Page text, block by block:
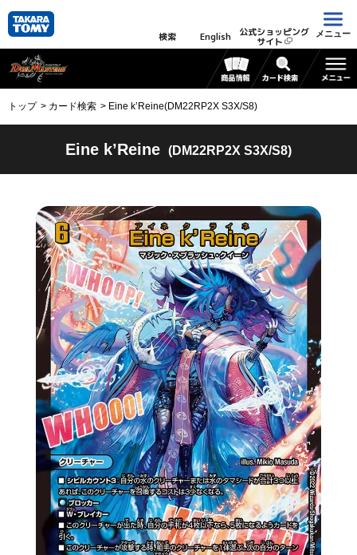
検索 English 公式ショッピング
サイト
メニュー
トップ カード検索 Eine k’Reine(DM22RP2X S3X/S8)
Eine k’Reine (DM22RP2X S3X/S8)